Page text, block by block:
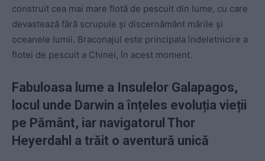
construit cea mai mare flotă de pescuit din lume, cu care
devastează fără scrupule și discernământ mările și
oceanele lumii. Braconajul este principala îndeletnicire a
flotei de pescuit a Chinei, în acest moment.
Fabuloasa lume a Insulelor Galapagos,
locul unde Darwin a înțeles evoluția vieții
pe Pământ, iar navigatorul Thor
Heyerdahl a trăit o aventură unică